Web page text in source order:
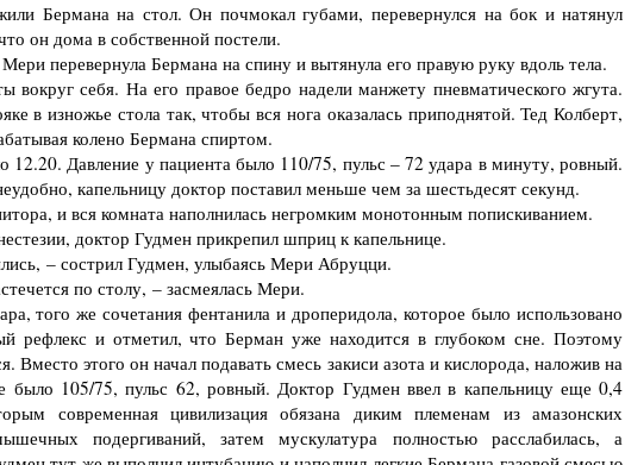
Бермана на стол. Он почмокал губами, перевернулся на бок и натянул
он дома в собственной постели.
перевернула Бермана на спину и вытянула его правую руку вдоль тела.
себя. На его правое бедро надели манжету пневматического жгута.
в изножье стола так, чтобы вся нога оказалась приподнятой. Тед Колберт,
колено Бермана спиртом.
Давление у пациента было 110/75, пульс – 72 удара в минуту, ровный.
капельницу доктор поставил меньше чем за шестьдесят секунд.
и вся комната наполнилась негромким монотонным попискиванием.
доктор Гудмен прикрепил шприц к капельнице.
– сострил Гудмен, улыбаясь Мери Абруцци.
по столу, – засмеялась Мери.
того же сочетания фентанила и дроперидола, которое было использовано
рефлекс и отметил, что Берман уже находится в глубоком сне. Поэтому
этого он начал подавать смесь закиси азота и кислорода, наложив на
было 105/75, пульс 62, ровный. Доктор Гудмен ввел в капельницу еще 0,4
современная цивилизация обязана диким племенам из амазонских
подергиваний, затем мускулатура полностью расслабилась, а